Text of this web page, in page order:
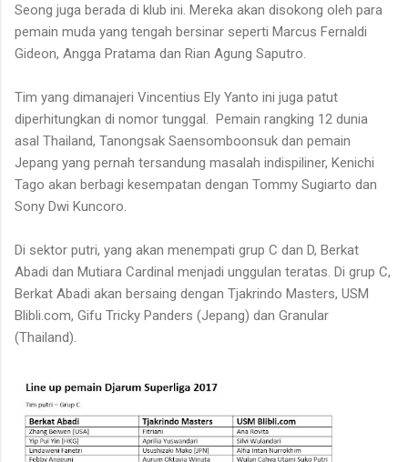
Seong juga berada di klub ini. Mereka akan disokong oleh para
pemain muda yang tengah bersinar seperti Marcus Fernaldi
Gideon, Angga Pratama dan Rian Agung Saputro.
Tim yang dimanajeri Vincentius Ely Yanto ini juga patut
diperhitungkan di nomor tunggal.
Pemain rangking 12 dunia
asal Thailand, Tanongsak Saensomboonsuk dan pemain
Jepang yang pernah tersandung masalah indispiliner, Kenichi
Tago akan berbagi kesempatan dengan Tommy Sugiarto dan
Sony Dwi Kuncoro.
Di sektor putri, yang akan menempati grup C dan D, Berkat
Abadi dan Mutiara Cardinal menjadi unggulan teratas. Di grup C,
Berkat Abadi akan bersaing dengan Tjakrindo Masters, USM
Blibli.com, Gifu Tricky Panders (Jepang) dan Granular
(Thailand).